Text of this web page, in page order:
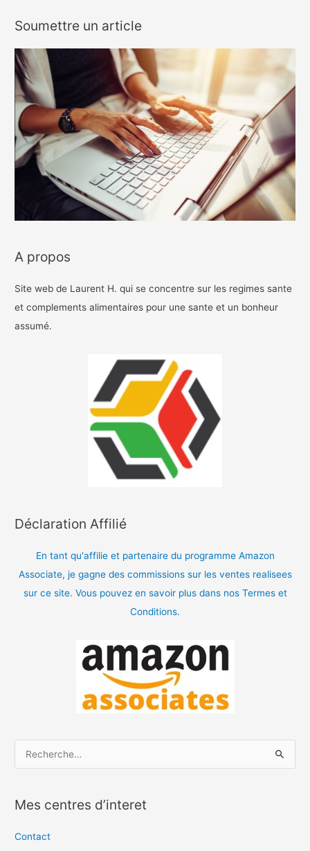
Soumettre un article
A propos
Site web de Laurent H. qui se concentre sur les regimes sante
et complements alimentaires pour une sante et un bonheur
assumé.
Déclaration Affilié
En tant qu'affilie et partenaire du programme Amazon
Associate, je gagne des commissions sur les ventes realisees
sur ce site. Vous pouvez en savoir plus dans nos Termes et
Conditions.
h
e
Mes centres d’interet
Contact